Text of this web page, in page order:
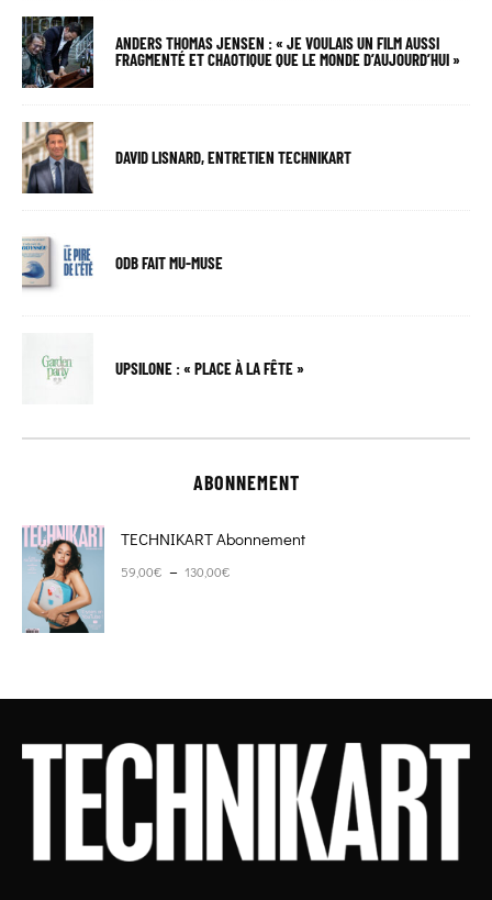
ANDERS THOMAS JENSEN : « JE VOULAIS UN FILM AUSSI
FRAGMENTÉ ET CHAOTIQUE QUE LE MONDE D’AUJOURD’HUI »
DAVID LISNARD, ENTRETIEN TECHNIKART
ODB FAIT MU-MUSE
UPSILONE : « PLACE À LA FÊTE »
ABONNEMENT
TECHNIKART Abonnement
59,00€ – 130,00€